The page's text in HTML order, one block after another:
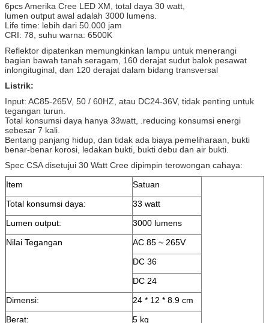
6pcs Amerika Cree LED XM, total daya 30 watt,
lumen output awal adalah 3000 lumens.
Life time: lebih dari 50.000 jam
CRI: 78, suhu warna: 6500K
Reflektor dipatenkan memungkinkan lampu untuk menerangi
bagian bawah tanah seragam, 160 derajat sudut balok pesawat
inlongituginal, dan 120 derajat dalam bidang transversal
Listrik:
Input: AC85-265V, 50 / 60HZ, atau DC24-36V, tidak penting untuk
tegangan turun.
Total konsumsi daya hanya 33watt, .reducing konsumsi energi
sebesar 7 kali.
Bentang panjang hidup, dan tidak ada biaya pemeliharaan, bukti
benar-benar korosi, ledakan bukti, bukti debu dan air bukti.
Spec CSA disetujui 30 Watt Cree dipimpin terowongan cahaya:
Item
Satuan
Total konsumsi daya:
33 watt
Lumen output:
3000 lumens
Nilai Tegangan
AC 85 ~ 265V
DC 36
DC 24
Dimensi:
24 * 12 * 8.9 cm
Berat:
5 kg